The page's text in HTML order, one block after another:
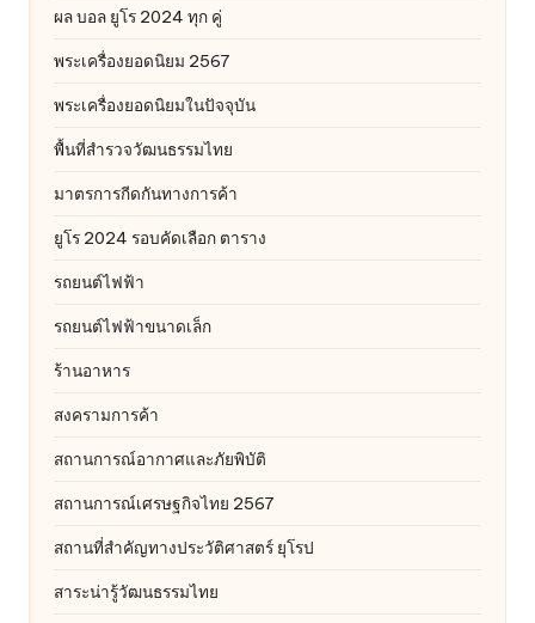
ผล บอล ยูโร 2024 ทุก คู่
พระเครื่องยอดนิยม 2567
พระเครื่องยอดนิยมในปัจจุบัน
พื้นที่สำรวจวัฒนธรรมไทย
มาตรการกีดกันทางการค้า
ยูโร 2024 รอบคัดเลือก ตาราง
รถยนต์ไฟฟ้า
รถยนต์ไฟฟ้าขนาดเล็ก
ร้านอาหาร
สงครามการค้า
สถานการณ์อากาศและภัยพิบัติ
สถานการณ์เศรษฐกิจไทย 2567
สถานที่สําคัญทางประวัติศาสตร์ ยุโรป
สาระน่ารู้วัฒนธรรมไทย